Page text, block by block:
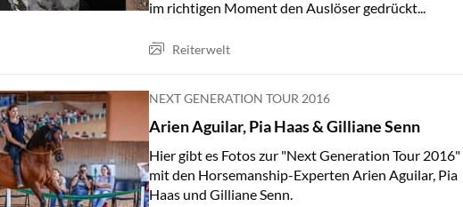
im richtigen Moment den Auslöser gedrückt...
Reiterwelt
NEXT GENERATION TOUR 2016
Arien Aguilar, Pia Haas & Gilliane Senn
Hier gibt es Fotos zur "Next Generation Tour 2016"
mit den Horsemanship-Experten Arien Aguilar, Pia
Haas und Gilliane Senn.